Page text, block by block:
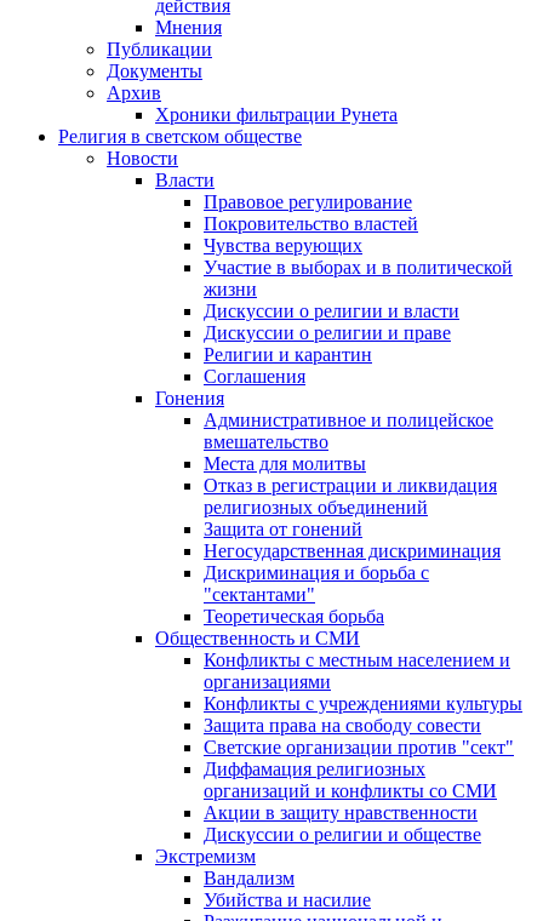
действия
Мнения
Публикации
Документы
Архив
Хроники фильтрации Рунета
Религия в светском обществе
Новости
Власти
Правовое регулирование
Покровительство властей
Чувства верующих
Участие в выборах и в политической
жизни
Дискуссии о религии и власти
Дискуссии о религии и праве
Религии и карантин
Соглашения
Гонения
Административное и полицейское
вмешательство
Места для молитвы
Отказ в регистрации и ликвидация
религиозных объединений
Защита от гонений
Негосударственная дискриминация
Дискриминация и борьба с
"сектантами"
Теоретическая борьба
Общественность и СМИ
Конфликты с местным населением и
организациями
Конфликты с учреждениями культуры
Защита права на свободу совести
Светские организации против "сект"
Диффамация религиозных
организаций и конфликты со СМИ
Акции в защиту нравственности
Дискуссии о религии и обществе
Экстремизм
Вандализм
Убийства и насилие